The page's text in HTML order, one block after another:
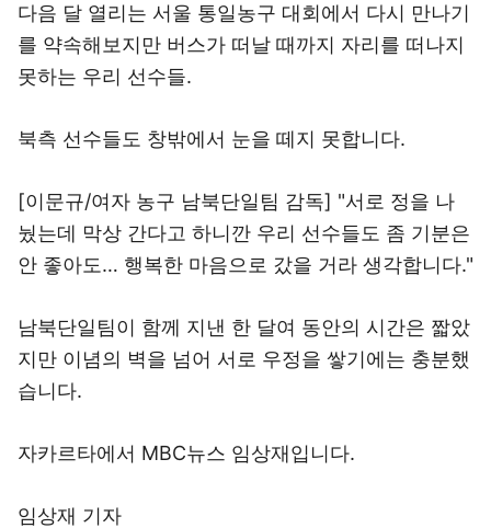
다음 달 열리는 서울 통일농구 대회에서 다시 만나기
를 약속해보지만 버스가 떠날 때까지 자리를 떠나지
못하는 우리 선수들.
북측 선수들도 창밖에서 눈을 떼지 못합니다.
[이문규/여자 농구 남북단일팀 감독] "서로 정을 나
눴는데 막상 간다고 하니깐 우리 선수들도 좀 기분은
안 좋아도… 행복한 마음으로 갔을 거라 생각합니다."
남북단일팀이 함께 지낸 한 달여 동안의 시간은 짧았
지만 이념의 벽을 넘어 서로 우정을 쌓기에는 충분했
습니다.
자카르타에서 MBC뉴스 임상재입니다.
임상재 기자